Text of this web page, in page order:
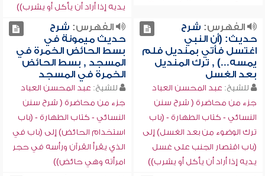
يديه إذا أراد أن يأكل أو يشرب))
الفهرس: شرح
حديث: (أن النبي
اغتسل فأتي بمنديل فلم
يمسه...) , ترك المنديل
بعد الغسل
للشيخ: عبد المحسن العباد
جزء من محاضرة ( شرح سنن
النسائي - كتاب الطهارة - (باب
ترك الوضوء من بعد الغسل) إلى
(باب اقتصار الجنب على غسل
يديه إذا أراد أن يأكل أو يشرب))
الفهرس: شرح
حديث ميمونة في
بسط الحائض الخمرة في
المسجد , بسط الحائض
الخمرة في المسجد
للشيخ: عبد المحسن العباد
جزء من محاضرة ( شرح سنن
النسائي - كتاب الطهارة - (باب
استخدام الحائض) إلى (باب في
الذي يقرأ القرآن ورأسه في حجر
امرأته وهي حائض))